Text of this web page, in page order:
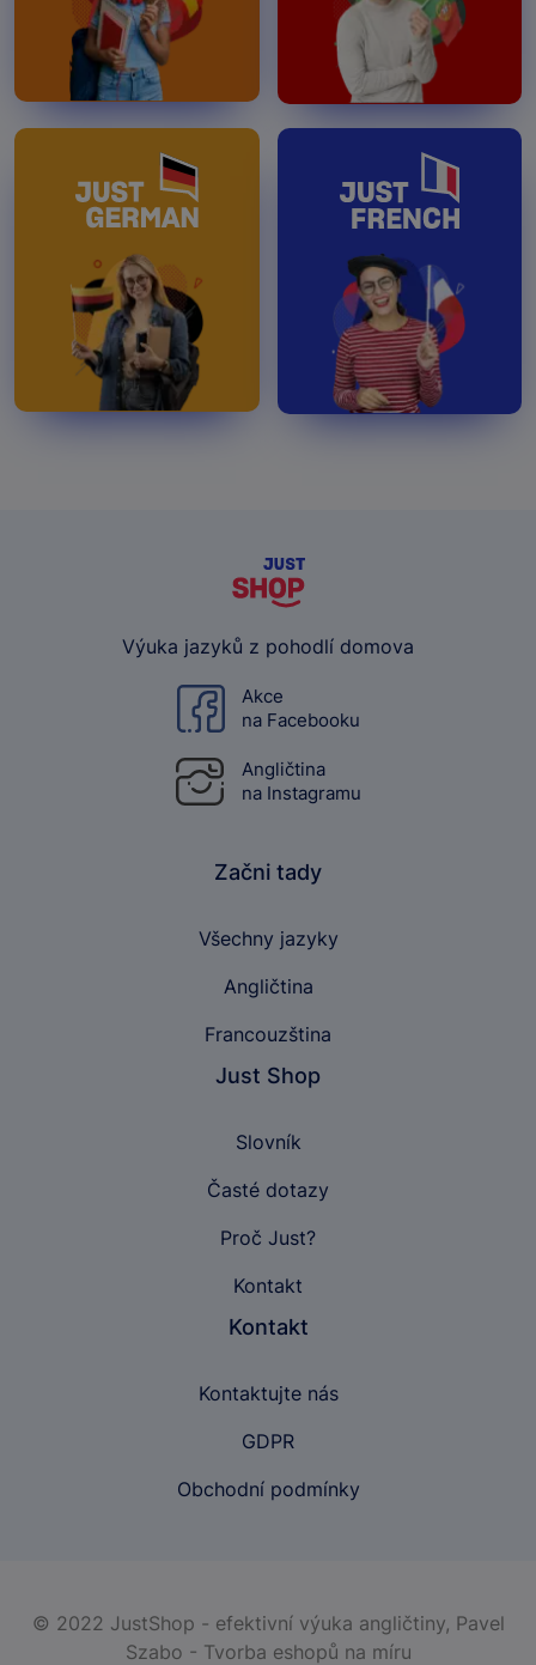
Výuka jazyků z pohodlí domova
Akce
na Facebooku
Angličtina
na Instagramu
Začni tady
Všechny jazyky
Angličtina
Francouzština
Just Shop
Slovník
Časté dotazy
Proč Just?
Kontakt
Kontakt
Kontaktujte nás
GDPR
Obchodní podmínky
© 2022 JustShop - efektivní výuka angličtiny, Pavel
Szabo - Tvorba eshopů na míru